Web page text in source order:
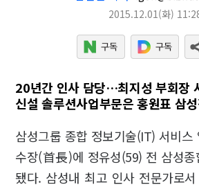
2015.12.01(화)
20년간 인사 담당…최지성 부회장
신설 솔루션사업부문은 홍원표 삼
삼성그룹 종합 정보기술(IT) 서비스
수장(首長)에 정유성(59) 전 삼성종
됐다. 삼성내 최고 인사 전문가로